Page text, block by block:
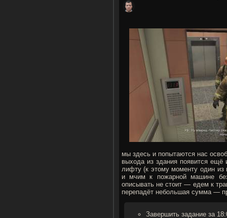
мы здесь и попытаются нас
выхода из здания появится ещё
лифту (к этому моменту один из
и мчим к пожарной машине
описывать не стоит — едем к
перепадёт небольшая сумма —
Завершить задание за